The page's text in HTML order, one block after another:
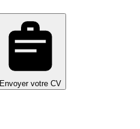
Envoyer votre CV